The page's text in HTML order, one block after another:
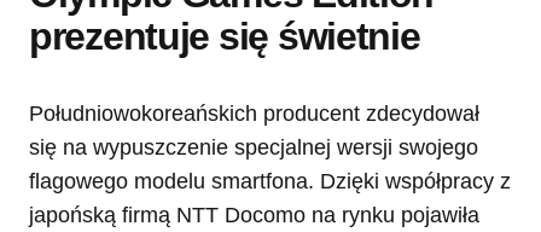
prezentuje się świetnie
Południowokoreańskich producent zdecydował
się na wypuszczenie specjalnej wersji swojego
flagowego modelu smartfona. Dzięki współpracy z
japońską firmą NTT Docomo na rynku pojawiła